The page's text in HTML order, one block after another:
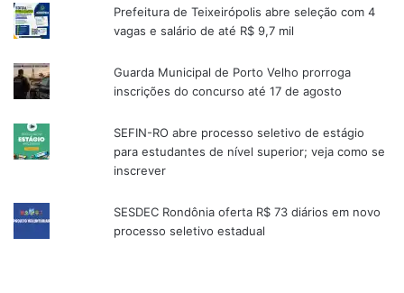
Prefeitura de Teixeirópolis abre seleção com 4
vagas e salário de até R$ 9,7 mil
Guarda Municipal de Porto Velho prorroga
inscrições do concurso até 17 de agosto
SEFIN-RO abre processo seletivo de estágio
para estudantes de nível superior; veja como se
inscrever
SESDEC Rondônia oferta R$ 73 diários em novo
processo seletivo estadual